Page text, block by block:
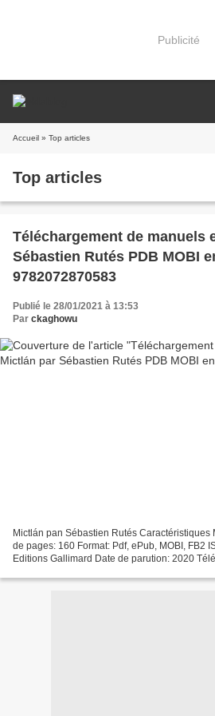
Publicité
Accueil » Top articles
Top articles
Téléchargement de manuels
Sébastien Rutés PDB MOBI
9782072870583
Publié le 28/01/2021 à 13:53
Par ckaghowu
Mictlán pan Sébastien Rutés Caractéristiques
de pages: 160 Format: Pdf, ePub, MOBI, FB2
Editions Gallimard Date de parution: 2020